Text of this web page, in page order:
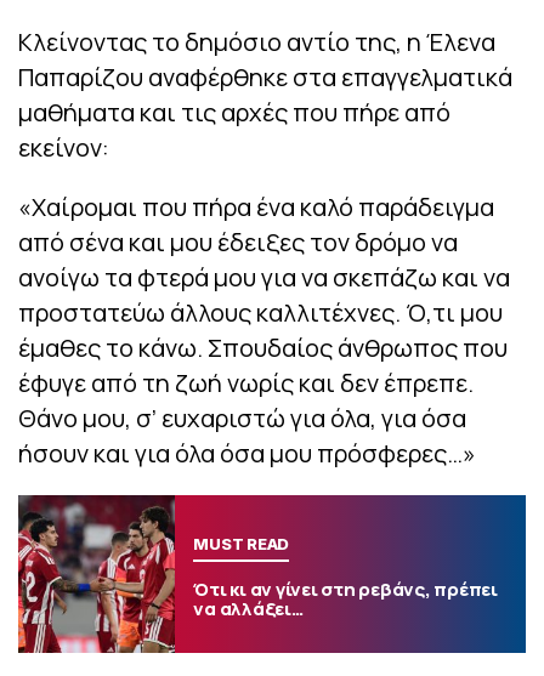
Κλείνοντας το δημόσιο αντίο της, η Έλενα
Παπαρίζου αναφέρθηκε στα επαγγελματικά
μαθήματα και τις αρχές που πήρε από
εκείνον:
«Χαίρομαι που πήρα ένα καλό παράδειγμα
από σένα και μου έδειξες τον δρόμο να
ανοίγω τα φτερά μου για να σκεπάζω και να
προστατεύω άλλους καλλιτέχνες. Ό,τι μου
έμαθες το κάνω. Σπουδαίος άνθρωπος που
έφυγε από τη ζωή νωρίς και δεν έπρεπε.
Θάνο μου, σ’ ευχαριστώ για όλα, για όσα
ήσουν και για όλα όσα μου πρόσφερες…»
MUST READ
Ότι κι αν γίνει στη ρεβάνς, πρέπει
να αλλάξει…